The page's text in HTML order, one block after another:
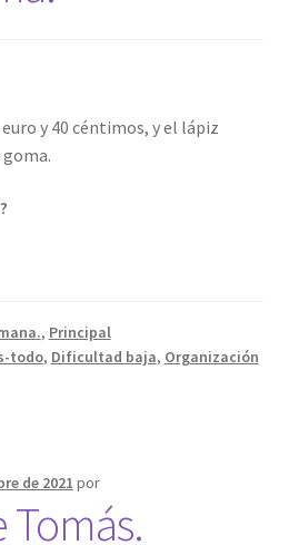
y 40 céntimos, y el lápiz
goma.
, Principal
todo, Dificultad baja, Organización
de 2021 por
Tomás.